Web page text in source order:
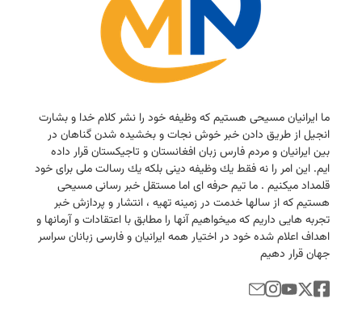
ما ایرانیان مسیحی هستیم كه وظیفه خود را نشر كلام خدا و بشارت
انجیل از طریق دادن خبر خوش نجات و بخشیده شدن گناهان در
بین ایرانیان و مردم فارس زبان افغانستان و تاجیكستان قرار داده
ایم. این امر را نه فقط یك وظیفه دینی بلكه یك رسالت ملی برای خود
قلمداد میكنیم . ما تیم حرفه ای اما مستقل خبر رسانی مسیحی
هستیم كه از سالها خدمت در زمینه تهیه ، انتشار و پردازش خبر
تجربه هایی داریم كه میخواهیم آنها را مطابق با اعتقادات و آرمانها و
اهداف اعلام شده خود در اختیار همه ایرانیان و فارسی زبانان سراسر
جهان قرار دهیم